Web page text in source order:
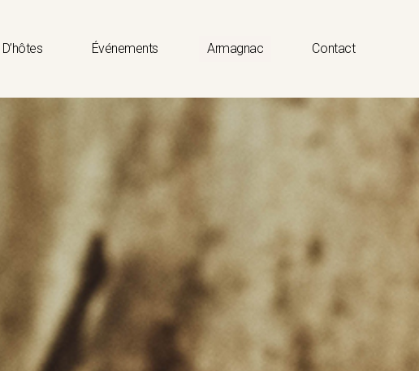
Événements Armagnac Contact